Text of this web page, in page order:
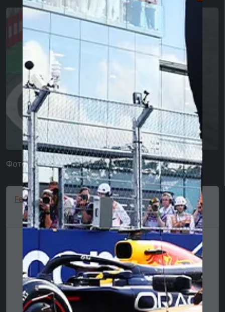
Фото: XPB Images / Motorsport Images
Ferrari Race Track Jacket 🔥